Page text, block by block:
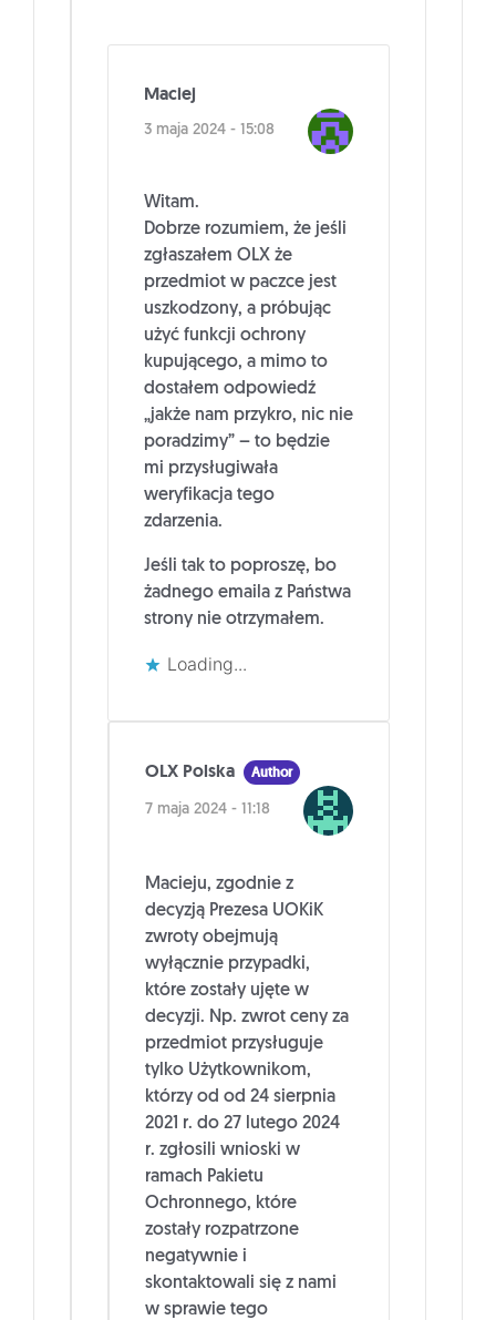
Maciej
3 maja 2024 - 15:08
Witam.
Dobrze rozumiem, że jeśli
zgłaszałem OLX że
przedmiot w paczce jest
uszkodzony, a próbując
użyć funkcji ochrony
kupującego, a mimo to
dostałem odpowiedź
„jakże nam przykro, nic nie
poradzimy” – to będzie
mi przysługiwała
weryfikacja tego
zdarzenia.
Jeśli tak to poproszę, bo
żadnego emaila z Państwa
strony nie otrzymałem.
Loading...
OLX Polska Author
7 maja 2024 - 11:18
Macieju, zgodnie z
decyzją Prezesa UOKiK
zwroty obejmują
wyłącznie przypadki,
które zostały ujęte w
decyzji. Np. zwrot ceny za
przedmiot przysługuje
tylko Użytkownikom,
którzy od od 24 sierpnia
2021 r. do 27 lutego 2024
r. zgłosili wnioski w
ramach Pakietu
Ochronnego, które
zostały rozpatrzone
negatywnie i
skontaktowali się z nami
w sprawie tego